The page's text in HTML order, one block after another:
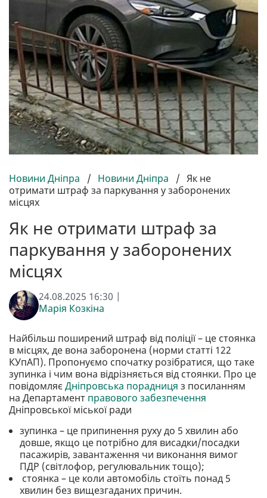
Новини Дніпра / Новини Дніпра / Як не
отримати штраф за паркування у заборонених
місцях
Як не отримати штраф за
паркування у заборонених
місцях
24.08.2025 16:30 |
Марія Козкіна
Найбільш поширений штраф від поліції – це стоянка
в місцях, де вона заборонена (норми статті 122
КУпАП). Пропонуємо спочатку розібратися, що таке
зупинка і чим вона відрізняється від стоянки. Про це
повідомляєДніпровська порадниця з посиланням
на Департамент правового забезпечення
Дніпровської міської ради
зупинка – це припинення руху до 5 хвилин або
довше, якщо це потрібно для висадки/посадки
пасажирів, завантаження чи виконання вимог
ПДР (світлофор, регулювальник тощо);
стоянка – це коли автомобіль стоїть понад 5
хвилин без вищезгаданих причин.